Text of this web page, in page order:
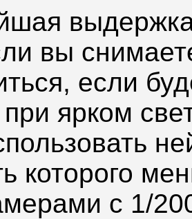
вы
если
при ярком
которого
с 1/